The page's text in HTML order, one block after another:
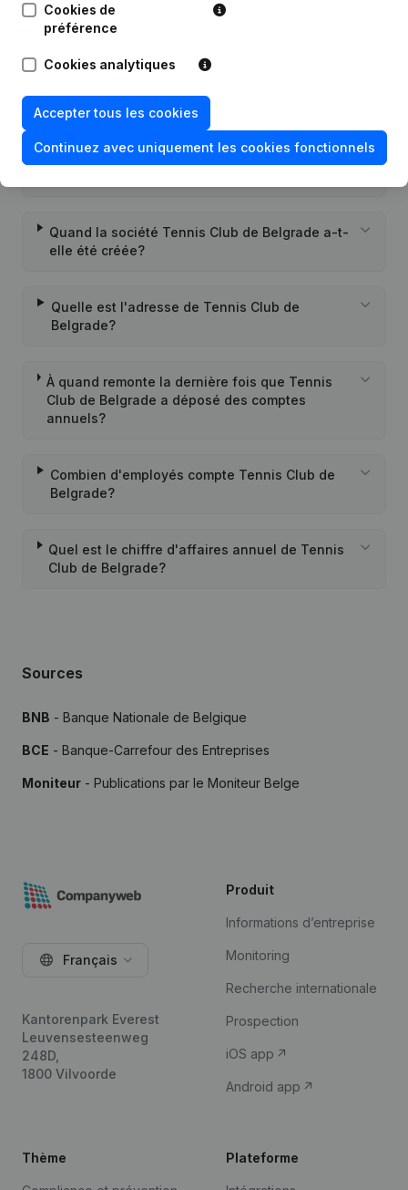
Questions fréquemment posées
de Belgrade?
Quel est l'identifiant PEPPOL de Tennis Club de
Quand la société Tennis Club de Belgrade a-t-
elle été créée?
Quelle est l'adresse de Tennis Club de
Belgrade?
À quand remonte la dernière fois que Tennis
Club de Belgrade a déposé des comptes
annuels?
Combien d'employés compte Tennis Club de
Belgrade?
Quel est le chiffre d'affaires annuel de Tennis
Club de Belgrade?
Sources
BNB - Banque Nationale de Belgique
BCE - Banque-Carrefour des Entreprises
Moniteur - Publications par le Moniteur Belge
Cookies de
préférence
Cookies analytiques
Accepter tous les cookies
Continuez avec uniquement les cookies fonctionnels
Français
Kantorenpark Everest
Leuvensesteenweg
248D,
1800 Vilvoorde
Produit
Informations d’entreprise
Monitoring
Recherche internationale
Prospection
iOS app
Android app
Thème Plateforme